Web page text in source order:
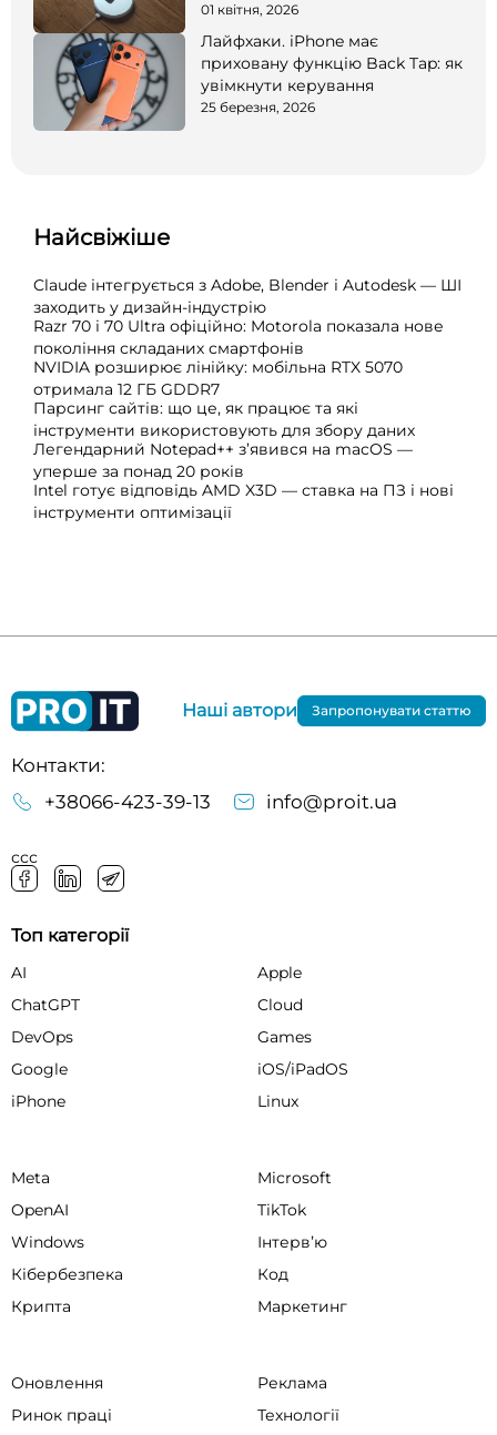
01 квітня, 2026
Лайфхаки. iPhone має
приховану функцію Back Tap: як
увімкнути керування
25 березня, 2026
Найсвіжіше
Claude інтегрується з Adobe, Blender і Autodesk — ШІ
заходить у дизайн-індустрію
Razr 70 і 70 Ultra офіційно: Motorola показала нове
покоління складаних смартфонів
NVIDIA розширює лінійку: мобільна RTX 5070
отримала 12 ГБ GDDR7
Парсинг сайтів: що це, як працює та які
інструменти використовують для збору даних
Легендарний Notepad++ з’явився на macOS —
уперше за понад 20 років
Intel готує відповідь AMD X3D — ставка на ПЗ і нові
інструменти оптимізації
Контакти:
+38066-423-39-13
info@proit.ua
ссс
Наші автори Запропонувати статтю
Топ категорії
AI
Apple
ChatGPT
Cloud
DevOps
Games
Google
iOS/iPadOS
iPhone
Linux
Meta
Microsoft
OpenAI
TikTok
Windows
Інтервʼю
Кібербезпека
Код
Крипта
Маркетинг
Оновлення
Реклама
Ринок праці
Технології